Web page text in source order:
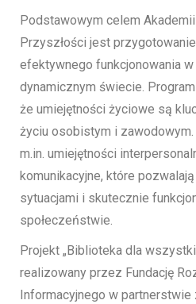
Podstawowym celem
Przyszłości jest
efektywnego funkcjonowania
dynamicznym świecie.
że umiejętności życiowe są
życiu osobistym i
m.in. umiejętności
komunikacyjne, które
sytuacjami i skutecznie
społeczeństwie.
Projekt „Biblioteka dla
realizowany przez Fundację
Informacyjnego w partnerstwie